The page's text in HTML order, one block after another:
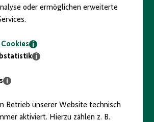
oder ermöglichen erweiterte
Betrieb unserer Website technisch
aktiviert. Hierzu zählen z. B.